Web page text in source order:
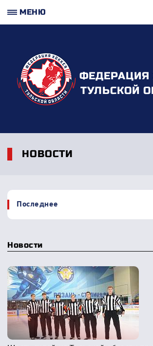
МЕНЮ
ФЕДЕРАЦИЯ
ТУЛЬСКОЙ
НОВОСТИ
Последнее
Новости